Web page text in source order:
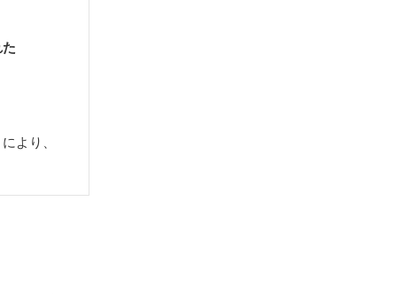
より、